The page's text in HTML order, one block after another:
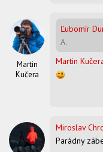
Martin
Kučera
Ľubomír
A.
Martin
Miroslav
Parádny